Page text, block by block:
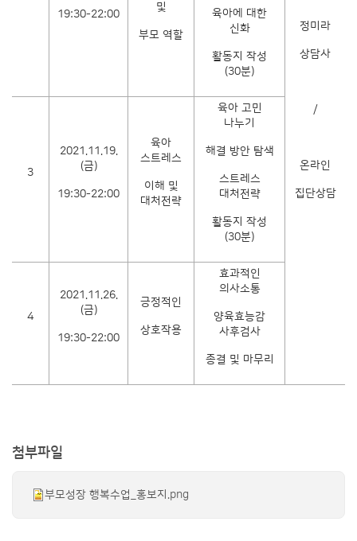
정미라
상담사
/
온라인
집단상담
19:30-22:00
및
부모 역할
육아에 대한
신화
활동지 작성
(30분)
3
2021.11.19.
(금)
19:30-22:00
육아
스트레스
이해 및
대처전략
육아 고민
나누기
해결 방안 탐색
스트레스
대처전략
활동지 작성
(30분)
4
2021.11.26.
(금)
19:30-22:00
긍정적인
상호작용
효과적인
의사소통
양육효능감
사후검사
종결 및 마무리
첨부파일
부모성장 행복수업_홍보지.png